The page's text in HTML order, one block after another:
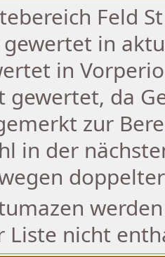
Feld
in
in
gewertet, da
zur
in der
Liste nicht